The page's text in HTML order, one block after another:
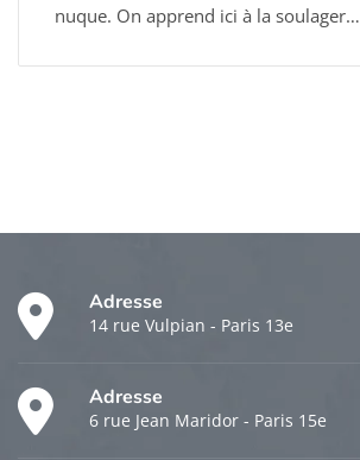
nuque. On apprend ici à la soulager…
Adresse
14 rue Vulpian - Paris 13e
Adresse
6 rue Jean Maridor - Paris 15e